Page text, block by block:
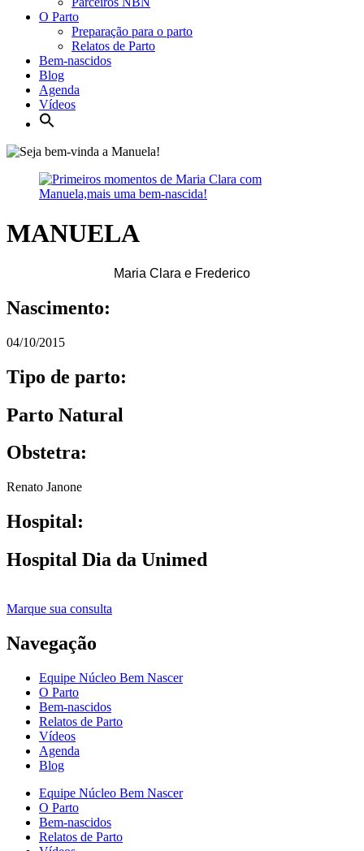
O Parto
Preparação para o parto
Relatos de Parto
Bem-nascidos
Blog
Agenda
Vídeos
MANUELA
Maria Clara e Frederico
Nascimento:
04/10/2015
Tipo de parto:
Parto Natural
Obstetra:
Renato Janone
Hospital:
Hospital Dia da Unimed
Marque sua consulta
Navegação
Equipe Núcleo Bem Nascer
O Parto
Bem-nascidos
Relatos de Parto
Vídeos
Agenda
Blog
Equipe Núcleo Bem Nascer
O Parto
Bem-nascidos
Relatos de Parto